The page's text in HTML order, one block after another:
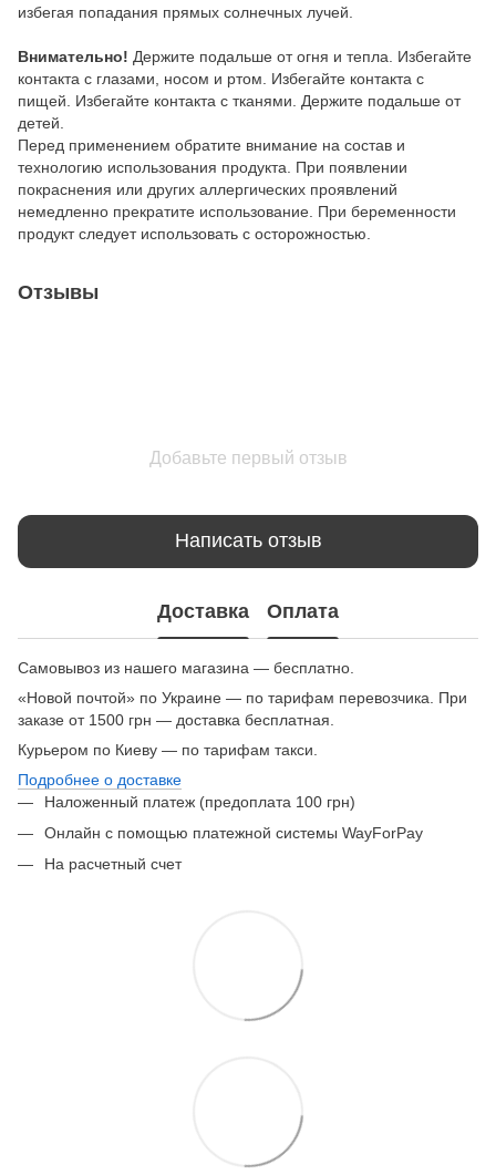
избегая попадания прямых солнечных лучей.
Внимательно! Держите подальше от огня и тепла. Избегайте
контакта с глазами, носом и ртом. Избегайте контакта с
пищей. Избегайте контакта с тканями. Держите подальше от
детей.
Перед применением обратите внимание на состав и
технологию использования продукта. При появлении
покраснения или других аллергических проявлений
немедленно прекратите использование. При беременности
продукт следует использовать с осторожностью.
Отзывы
Добавьте первый отзыв
Написать отзыв
Доставка Оплата
Самовывоз из нашего магазина — бесплатно.
«Новой почтой» по Украине — по тарифам перевозчика. При
заказе от 1500 грн — доставка бесплатная.
Курьером по Киеву — по тарифам такси.
Подробнее о доставке
Наложенный платеж (предоплата 100 грн)
Онлайн с помощью платежной системы WayForPay
На расчетный счет